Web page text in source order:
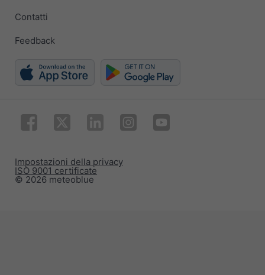
Contatti
Feedback
© 2026 meteoblue
ISO 9001 certificate
Impostazioni della privacy